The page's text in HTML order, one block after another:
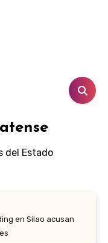
del Estado
en Silao acusan